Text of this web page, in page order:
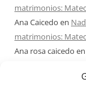
matrimonios:
Ana Caicedo en
matrimonios:
Ana rosa caicedo en
en